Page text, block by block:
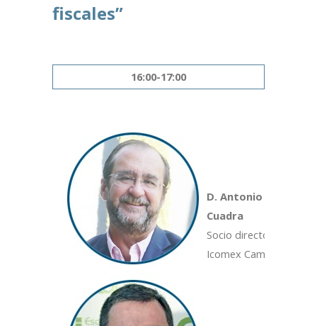
fiscales”
16:00-17:00
D. Antonio
Cuadra
Socio director de
Icomex Campus.